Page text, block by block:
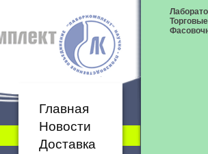
Главная
Новости
Доставка